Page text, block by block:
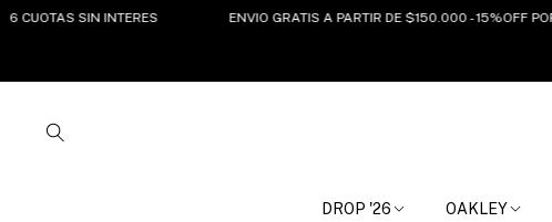
SIN INTERES ENVIO GRATIS A PARTIR DE $150.000 - 15%OFF POR
DROP '26 OAKLEY